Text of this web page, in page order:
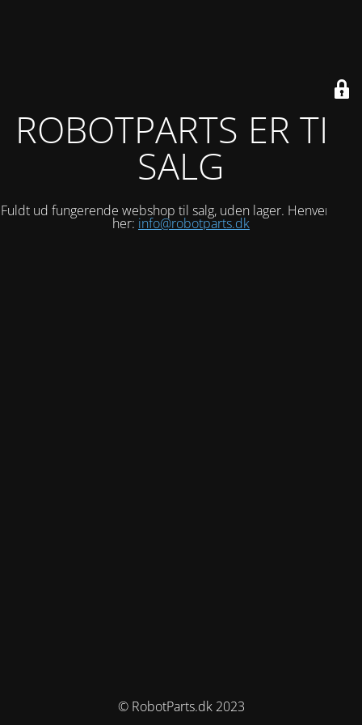
ROBOTPARTS ER TIL
SALG
Fuldt ud fungerende webshop til salg, uden lager. Henvend dig
her: info@robotparts.dk
© RobotParts.dk 2023